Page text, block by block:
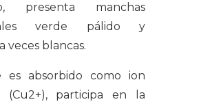
presenta manchas
verde pálido y
veces blancas.
es absorbido como ion
(Cu2+), participa en la